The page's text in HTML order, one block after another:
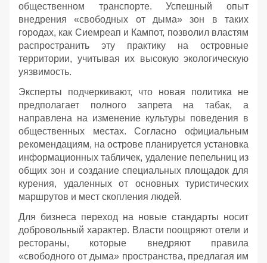
общественном транспорте. Успешный опыт
внедрения «свободных от дыма» зон в таких
городах, как Сиемреап и Кампот, позволил властям
распространить эту практику на островные
территории, учитывая их высокую экологическую
уязвимость.
Эксперты подчеркивают, что новая политика не
предполагает полного запрета на табак, а
направлена на изменение культуры поведения в
общественных местах. Согласно официальным
рекомендациям, на острове планируется установка
информационных табличек, удаление пепельниц из
общих зон и создание специальных площадок для
курения, удаленных от основных туристических
маршрутов и мест скопления людей.
Для бизнеса переход на новые стандарты носит
добровольный характер. Власти поощряют отели и
рестораны, которые внедряют правила
«свободного от дыма» пространства, предлагая им